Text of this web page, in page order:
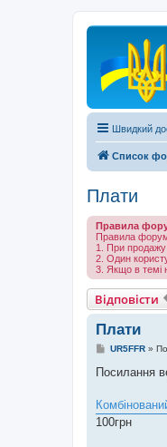
Швидкий
Список
Плати
Правила
Правила
1. При продажу
2. Один
3. Якщо в темі
Відповісти
Плати
П
в
о
м
л
UR5FFR»
Посилання
100грн